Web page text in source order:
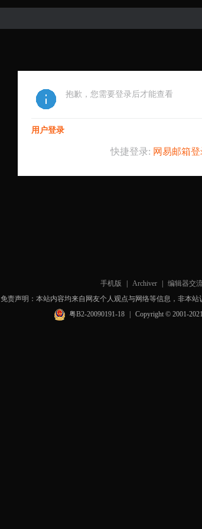
抱歉，您需要登录后才能查看
用户登录
快捷登录: 网易邮箱
手机版 Archiver 编辑器交
免责声明：本站内容均来自网友个人观点与网络等信息，非本
粤B2-20090191-18
Copyright © 2001-